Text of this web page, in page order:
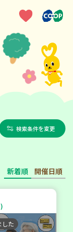
検索条件を変更
新着順 開催日順
した